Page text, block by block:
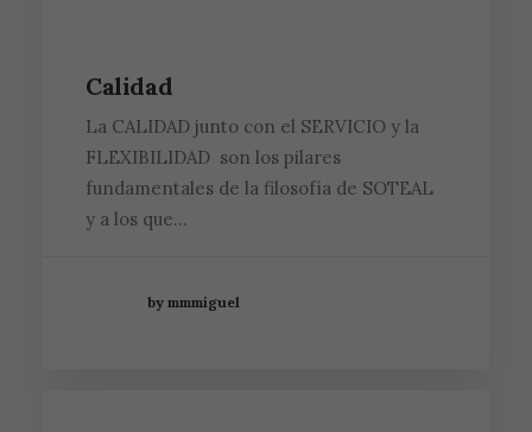
Calidad
La CALIDAD junto con el SERVICIO y la
FLEXIBILIDAD son los pilares
fundamentales de la filosofía de SOTEAL
y a los que…
by mmmiguel